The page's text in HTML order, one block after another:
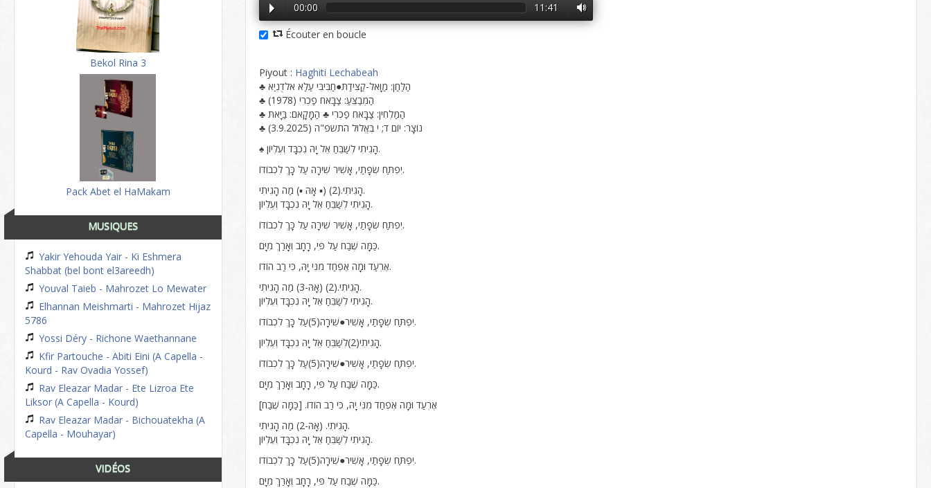
Bekol Rina 3
Pack Abet el HaMakam
MUSIQUES
Yakir Yehouda Yair - Ki Eshmera
Shabbat (bel bont el3areedh)
Youval Taieb - Mahrozet Lo Mewater
Elhannan Meishmarti - Mahrozet Hijaz
5786
Yossi Déry - Richone Waethannane
Kfir Partouche - Abiti Eini (A Capella -
Kourd - Rav Ovadia Yossef)
Rav Eleazar Madar - Ete Lizroa Ete
Liksor (A Capella - Kourd)
Rav Eleazar Madar - Bichouatekha (A
Capella - Mouhayar)
VIDÉOS
00:00 11:41
Écouter en boucle
Piyout : Haghiti Lechabeah
♣ הַלַּחַן: מַוָּאל-קַצִּידַתּ●חַבִּיבִּי עַלַא אלדֻנְיַא
♣ הַמְבַצֵּעַ: צַבָּאח פַכְרִי (1978)
♣ הַמַּלְחִין: צַבָּאח פַכְרִי ♣ הַמָּקָאם: בַּיָּאתּ
♣ נוֹצָר: יוֹם ד; י בֶּאֱלוּל התשפ"ה (3.9.2025)
♠ הָגִיתִי לְשַׁבֵּחַ אֵל יָהּ נִכְבָּד וְעֶלְיוֹן.
יִפְתַּח שְׂפָתַי, אָשִׁיר שִׁירָה עַל כָּךְ לִכְבוֹדוֹ.
הָגִיתִי.(2) (▪ אָהּ ▪) מַה הָגִיתִי.
הָגִיתִי לְשַׁבֵּחַ אֵל יָהּ נִכְבָּד וְעֶלְיוֹן.
יִפְתַּח שְׂפָתַי, אָשִׁיר שִׁירָה עַל כָּךְ לִכְבוֹדוֹ.
כַּמָּה שֶׁבַח עַל פִּי, רָחָב וְאָרַךְ מִיָּם.
אֶרְעַד וּמָה אֶפְחַד מִנִּי יָהּ, כִּי רַב הוֹדוֹ.
הָגִיתִי.(2) (אָהּ-3) מַה הָגִיתִי.
הָגִיתִי לְשַׁבֵּחַ אֵל יָהּ נִכְבָּד וְעֶלְיוֹן.
יִפְתַּח שְׂפָתַי, אָשִׁיר●שִׁירָה(5)עַל כָּךְ לִכְבוֹדוֹ.
הָגִיתִי(2)לְשַׁבֵּחַ אֵל יָהּ נִכְבָּד וְעֶלְיוֹן.
יִפְתַּח שְׂפָתַי, אָשִׁיר●שִׁירָה(5)עַל כָּךְ לִכְבוֹדוֹ.
כַּמָּה שֶׁבַח עַל פִּי, רָחָב וְאָרַךְ מִיָּם.
אֶרְעַד וּמָה אֶפְחַד מִנִּי יָהּ, כִּי רַב הוֹדוֹ. [כַּמָּה שֶׁבַח]
הָגִיתִי. (אָהּ-2) מַה הָגִיתִי.
הָגִיתִי לְשַׁבֵּחַ אֵל יָהּ נִכְבָּד וְעֶלְיוֹן.
יִפְתַּח שְׂפָתַי, אָשִׁיר●שִׁירָה(5)עַל כָּךְ לִכְבוֹדוֹ.
כַּמָּה שֶׁבַח עַל פִּי, רָחָב וְאָרַךְ מִיָּם.